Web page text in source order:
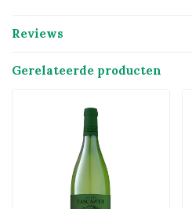
Reviews
Gerelateerde producten